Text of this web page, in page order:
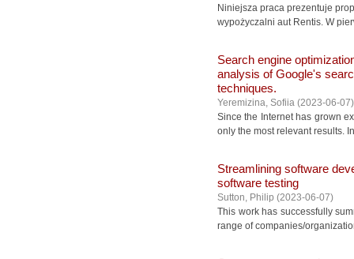
Niniejsza praca prezentuje
wypożyczalni aut Rentis. W
Search engine
analysis of Google's
techniques.
Yeremizina, Sofiia (2023-06-07)
Since the Internet has grown
only the most relevant results.
Streamlining software
software testing
Sutton, Philip (2023-06-07)
This work has successfully
range of companies/